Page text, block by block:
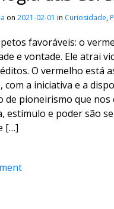
on 2021-02-01 in Curiosidade,
favoráveis: o
e vontade. Ele atrai
O vermelho está
com a iniciativa e a
de pioneirismo que nos
estímulo e poder são
[…]